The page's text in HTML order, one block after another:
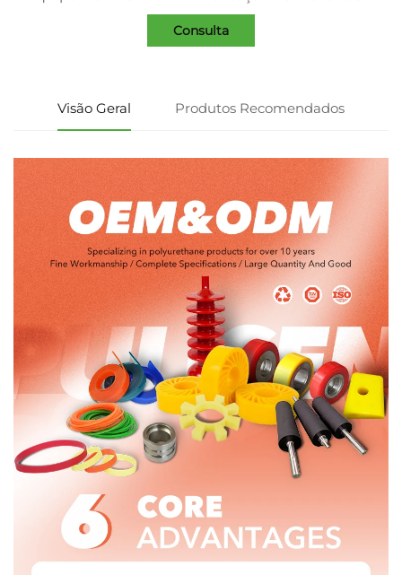
Consulta
Visão Geral Produtos Recomendados